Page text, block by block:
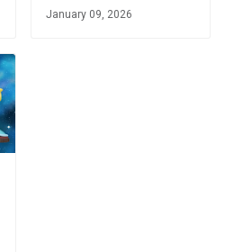
January 09, 2026